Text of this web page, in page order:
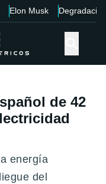
Elon Musk Degradación
de 42
energía
del